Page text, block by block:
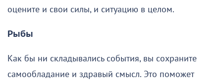
оцените и свои силы, и ситуацию в целом.
Рыбы
Как бы ни складывались события, вы сохраните
самообладание и здравый смысл. Это поможет